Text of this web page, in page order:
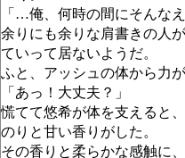
「…俺、何時の間にそんな
余りにも余りな肩書きの人
ていって居ないようだ。
ふと、アッシュの体から力
「あっ！大丈夫？」
慌てて悠希が体を支えると
のりと甘い香りがした。
その香りと柔らかな感触に